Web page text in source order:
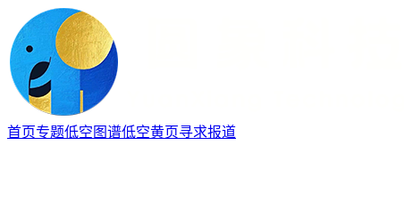
首页专题低空图谱低空黄页寻求报道